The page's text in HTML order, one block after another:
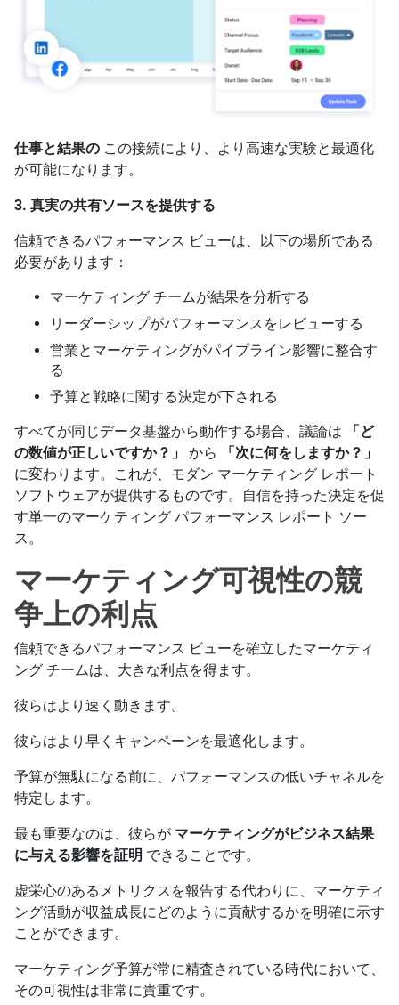
仕事と結果の この接続により、より高速な実験と最適化
が可能になります。
3. 真実の共有ソースを提供する
信頼できるパフォーマンス ビューは、以下の場所である
必要があります：
マーケティング チームが結果を分析する
リーダーシップがパフォーマンスをレビューする
営業とマーケティングがパイプライン影響に整合す
る
予算と戦略に関する決定が下される
すべてが同じデータ基盤から動作する場合、議論は
「ど
の数値が正しいですか？」
から
「次に何をしますか？」
に変わります。これが、モダン マーケティング レポート
ソフトウェアが提供するものです。自信を持った決定を促
す単一のマーケティング パフォーマンス レポート ソー
ス。
マーケティング可視性の競
争上の利点
信頼できるパフォーマンス ビューを確立したマーケティ
ング チームは、大きな利点を得ます。
彼らはより速く動きます。
彼らはより早くキャンペーンを最適化します。
予算が無駄になる前に、パフォーマンスの低いチャネルを
特定します。
最も重要なのは、彼らが マーケティングがビジネス結果
に与える影響を証明 できることです。
虚栄心のあるメトリクスを報告する代わりに、マーケティ
ング活動が収益成長にどのように貢献するかを明確に示す
ことができます。
マーケティング予算が常に精査されている時代において、
その可視性は非常に貴重です。